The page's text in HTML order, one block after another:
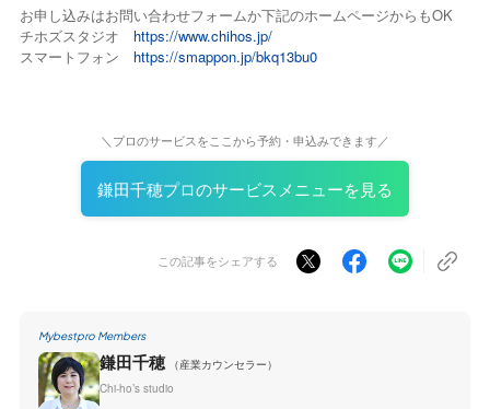
お申し込みはお問い合わせフォームか下記のホームページからもOK
チホズスタジオ https://www.chihos.jp/
スマートフォン https://smappon.jp/bkq13bu0
＼プロのサービスをここから予約・申込みできます／
鎌田千穂プロのサービスメニューを見る
この記事をシェアする
Mybestpro Members
鎌田千穂
（産業カウンセラー）
Chi-ho’s studio